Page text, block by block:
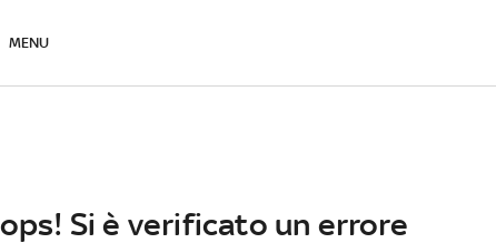
MENU
Si è verificato un errore